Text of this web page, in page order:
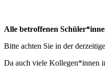
Alle betroffenen
Bitte achten Sie in der
Da auch viele Kollegen*innen